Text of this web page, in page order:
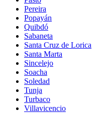
Pereira
Popayán
Quibdó
Sabaneta
Santa Cruz de Lorica
Santa Marta
Sincelejo
Soacha
Soledad
Tunja
Turbaco
Villavicencio